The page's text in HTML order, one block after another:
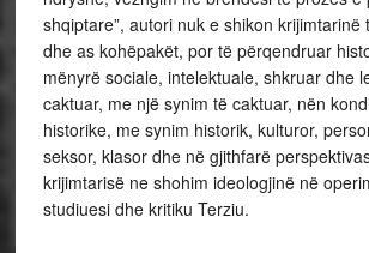
shqiptare”, autori nuk e shikon krijimtarinë
dhe as kohëpakët, por të përqendruar
mënyrë sociale, intelektuale, shkruar dhe
caktuar, me një synim të caktuar, nën
historike, me synim historik, kulturor,
seksor, klasor dhe në gjithfarë
krijimtarisë ne shohim ideologjinë në
studiuesi dhe kritiku Terziu.